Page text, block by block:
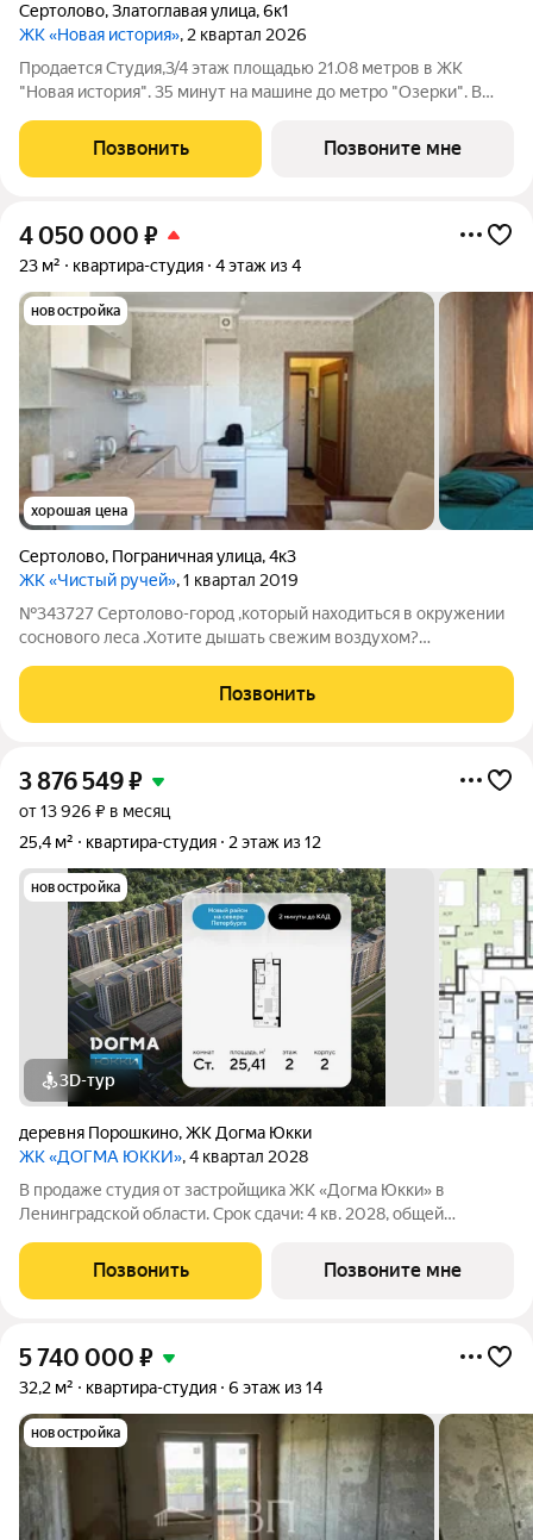
Сертолово,Златоглавая улица,6к1
ЖК «Новая история», 2 квартал 2026
Продается Студия,3/4 этаж площадью 21.08 метров в ЖК
"Новая история". 35 минут на машине до метро "Озерки". В
класса с продуманными планировочными решениями и
широким выбором квартир. Внутренний
Позвонить Позвоните мне
4 050 000 ₽
23 м² квартира-студия 4 этаж из 4
новостройка
хорошая цена
Сертолово, Пограничная улица,4к3
ЖК «Чистый ручей», 1 квартал 2019
№343727 Сертолово-город ,который находиться в окружении
соснового леса .Хотите дышать свежим воздухом?
небольшой, очень уютный ,очень зеленый город .комфортный
для проживания. Именно здесь в
Позвонить
3 876 549₽
от 13 926 ₽ в месяц
25,4 м²
квартира-студия 2 этаж из 12
новостройка
3D-тур
деревня Порошкино,ЖК Догма Юкки
ЖК «ДОГМА ЮККИ», 4 квартал 2028
В продаже студия от застройщика ЖК «Догма Юкки» в
Ленинградской области. Срок сдачи: 4 кв. 2028, общей
доступной социальной инфраструктурой. Жилой комплекс
расположен в Ленинградской
Позвонить Позвоните мне
5 740 000 ₽
32,2 м² квартира-студия 6 этаж из 14
новостройка